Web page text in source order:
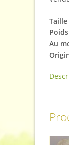
Taille
Au